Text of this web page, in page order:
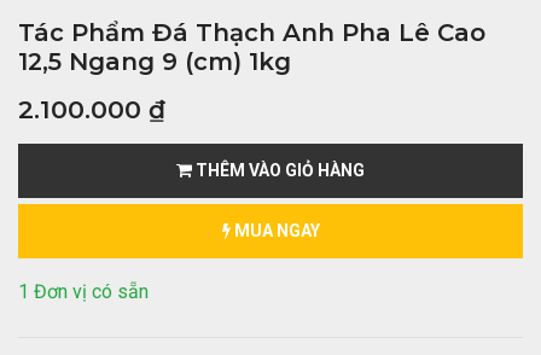
Tác Phẩm Đá Thạch Anh Pha Lê Cao
12,5 Ngang 9 (cm) 1kg
2.100.000 ₫
THÊM VÀO GIỎ HÀNG
MUA NGAY
1 Đơn vị có sẵn